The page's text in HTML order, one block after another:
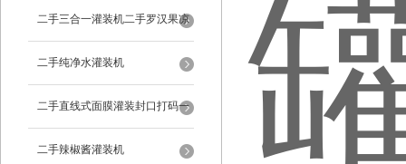
二手三合一灌装机二手罗汉果凉
茶灌装机
二手纯净水灌装机
二手直线式面膜灌装封口打码一
体机
二手辣椒酱灌装机